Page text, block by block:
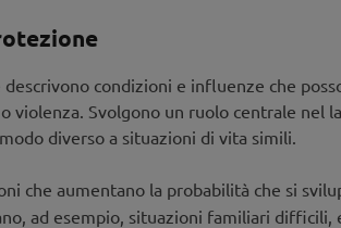
condizioni e influenze che
violenza. Svolgono un ruolo centrale nel
diverso a situazioni di vita simili.
che aumentano la probabilità che si
ad esempio, situazioni familiari difficili,